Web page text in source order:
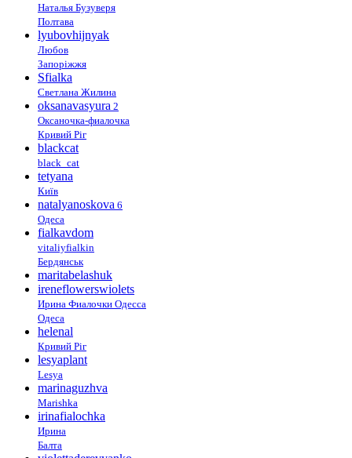
Наталья Бузуверя
Полтава
lyubovhijnyak
Любов
Запоріжжя
Sfialka
Светлана Жилина
oksanavasyura 2
Оксаночка-фиалочка
Кривий Ріг
blackcat
black_cat
tetyana
Київ
natalyanoskova 6
Одеса
fialkavdom
vitaliyfialkin
Бердянськ
maritabelashuk
ireneflowerswiolets
Ирина Фиалочки Одесса
Одеса
helenal
Кривий Ріг
lesyaplant
Lesya
marinaguzhva
Marishka
irinafialochka
Ирина
Балта